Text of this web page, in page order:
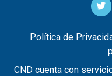
Política de
CND cuenta con